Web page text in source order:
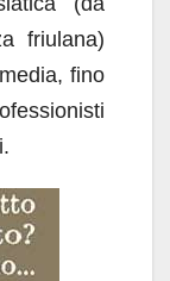
friulana)
fino